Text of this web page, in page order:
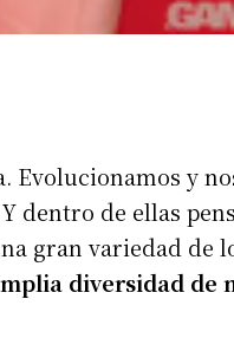
y
de ellas
gran variedad
diversidad de